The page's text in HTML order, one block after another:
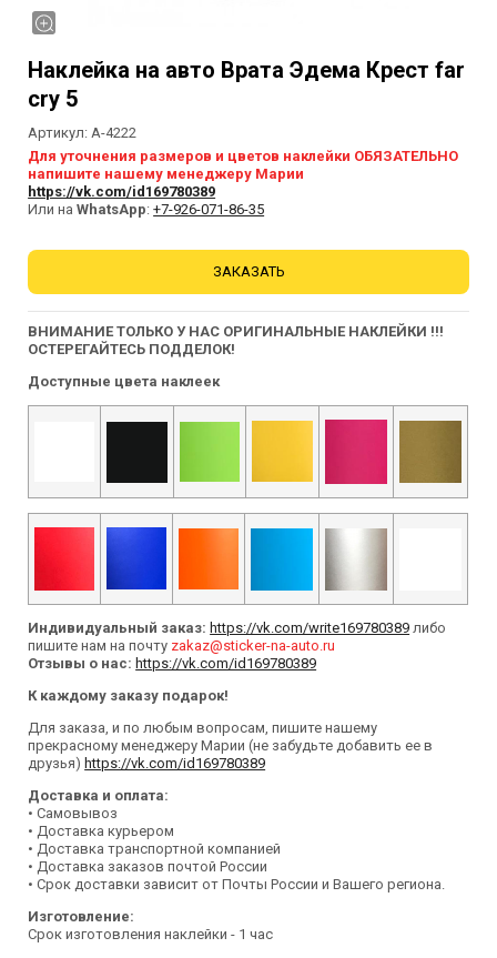
Наклейка на авто Врата Эдема Крест far
cry 5
Артикул:А-4222
Для уточнения размеров и цветов наклейки ОБЯЗАТЕЛЬНО
напишите нашему менеджеру Марии
https://vk.com/id169780389
Или наWhatsApp:+7-926-071-86-35
ЗАКАЗАТЬ
ВНИМАНИЕ ТОЛЬКО У НАС ОРИГИНАЛЬНЫЕ НАКЛЕЙКИ !!!
ОСТЕРЕГАЙТЕСЬ ПОДДЕЛОК!
Доступные цвета наклеек
Индивидуальный заказ: https://vk.com/write169780389 либо
пишите нам на почту zakaz@sticker-na-auto.ru
Отзывы о нас: https://vk.com/id169780389
К каждому заказу подарок!
Для заказа, и по любым вопросам, пишите нашему
прекрасному менеджеру Марии (не забудьте добавить ее в
друзья) https://vk.com/id169780389
Доставка и оплата:
• Самовывоз
• Доставка курьером
• Доставка транспортной компанией
• Доставка заказов почтой России
• Срок доставки зависит от Почты России и Вашего региона.
Изготовление:
Срок изготовления наклейки - 1 час